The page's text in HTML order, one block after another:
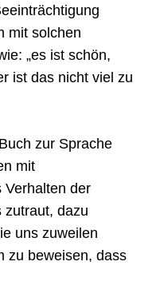
mit solchen
„es ist schön,
ist das nicht viel zu
zur Sprache
mit
Verhalten der
zutraut, dazu
uns zuweilen
zu beweisen, dass